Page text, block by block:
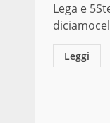
Lega e
Leggi